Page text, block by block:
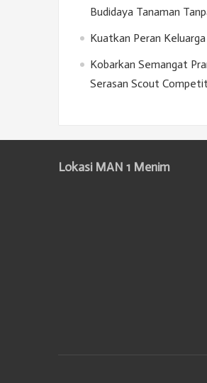
Budidaya Tanaman
Kuatkan Peran
Kobarkan Semangat
Serasan Scout
Lokasi MAN 1 Menim